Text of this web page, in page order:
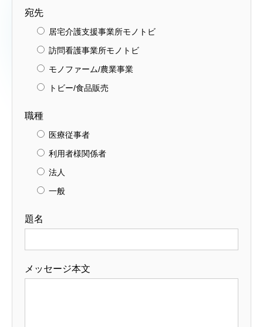
宛先
居宅介護支援事業所モノトビ
訪問看護事業所モノトビ
モノファーム/農業事業
トビー/食品販売
職種
医療従事者
利用者様関係者
法人
一般
題名
メッセージ本文